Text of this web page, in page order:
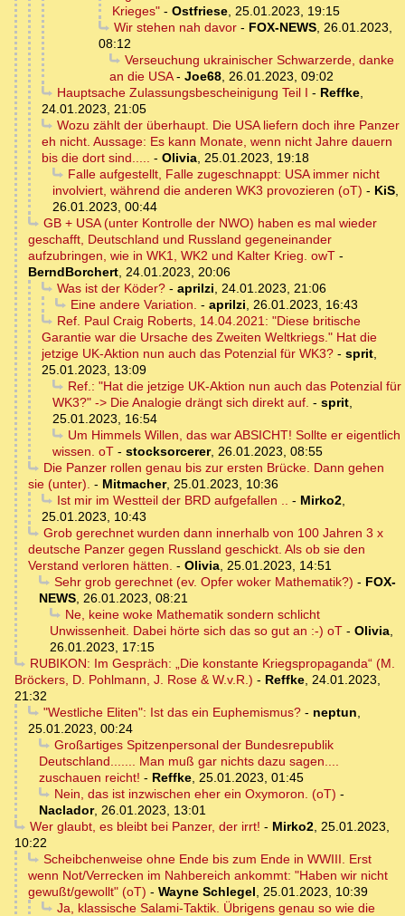
Krieges" - Ostfriese, 25.01.2023, 19:15
Wir stehen nah davor- FOX-NEWS, 26.01.2023,
08:12
Verseuchung ukrainischer Schwarzerde, danke
an die USA- Joe68, 26.01.2023, 09:02
Hauptsache Zulassungsbescheinigung Teil I - Reffke,
24.01.2023, 21:05
Wozu zählt der überhaupt. Die USA liefern doch ihre Panzer
eh nicht. Aussage: Es kann Monate, wenn nicht Jahre dauern
bis die dort sind..... - Olivia, 25.01.2023, 19:18
Falle aufgestellt, Falle zugeschnappt: USA immer nicht
involviert, während die anderen WK3 provozieren (oT) - KiS,
26.01.2023, 00:44
GB + USA (unter Kontrolle der NWO) haben es mal wieder
geschafft, Deutschland und Russland gegeneinander
aufzubringen, wie in WK1, WK2 und Kalter Krieg. owT -
BerndBorchert, 24.01.2023, 20:06
Was ist der Köder?- aprilzi, 24.01.2023, 21:06
Eine andere Variation. - aprilzi, 26.01.2023, 16:43
Ref. Paul Craig Roberts, 14.04.2021: "Diese britische
Garantie war die Ursache des Zweiten Weltkriegs." Hat die
jetzige UK-Aktion nun auch das Potenzial für WK3? - sprit,
25.01.2023, 13:09
Ref.: "Hat die jetzige UK-Aktion nun auch das Potenzial für
WK3?" -> Die Analogie drängt sich direkt auf. - sprit,
25.01.2023, 16:54
Um Himmels Willen, das war ABSICHT! Sollte er eigentlich
wissen. oT - stocksorcerer, 26.01.2023, 08:55
Die Panzer rollen genau bis zur ersten Brücke. Dann gehen
sie (unter). - Mitmacher, 25.01.2023, 10:36
Ist mir im Westteil der BRD aufgefallen .. - Mirko2,
25.01.2023, 10:43
Grob gerechnet wurden dann innerhalb von 100 Jahren 3 x
deutsche Panzer gegen Russland geschickt. Als ob sie den
Verstand verloren hätten. - Olivia, 25.01.2023, 14:51
Sehr grob gerechnet (ev. Opfer woker Mathematik?) - FOX-
NEWS, 26.01.2023, 08:21
Ne, keine woke Mathematik sondern schlicht
Unwissenheit. Dabei hörte sich das so gut an :-) oT - Olivia,
26.01.2023, 17:15
RUBIKON: Im Gespräch: „Die konstante Kriegspropaganda“ (M.
Bröckers, D. Pohlmann, J. Rose & W.v.R.) - Reffke, 24.01.2023,
21:32
"Westliche Eliten": Ist das ein Euphemismus?- neptun,
25.01.2023, 00:24
Großartiges Spitzenpersonal der Bundesrepublik
Deutschland....... Man muß gar nichts dazu sagen....
zuschauen reicht! - Reffke, 25.01.2023, 01:45
Nein, das ist inzwischen eher ein Oxymoron. (oT) -
Naclador, 26.01.2023, 13:01
Wer glaubt, es bleibt bei Panzer, der irrt! - Mirko2, 25.01.2023,
10:22
Scheibchenweise ohne Ende bis zum Ende in WWIII. Erst
wenn Not/Verrecken im Nahbereich ankommt: "Haben wir nicht
gewußt/gewollt" (oT) - Wayne Schlegel, 25.01.2023, 10:39
Ja, klassische Salami-Taktik. Übrigens genau so wie die